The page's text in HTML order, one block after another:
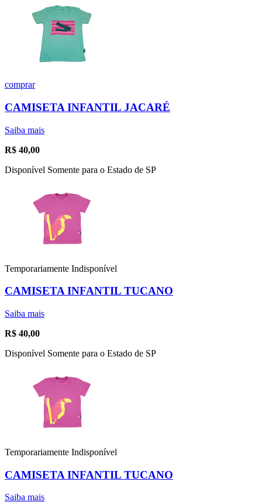
comprar
CAMISETA INFANTIL JACARÉ
Saiba mais
R$ 40,00
Disponível Somente para o Estado de SP
Temporariamente Indisponível
CAMISETA INFANTIL TUCANO
Saiba mais
R$ 40,00
Disponível Somente para o Estado de SP
Temporariamente Indisponível
CAMISETA INFANTIL TUCANO
Saiba mais